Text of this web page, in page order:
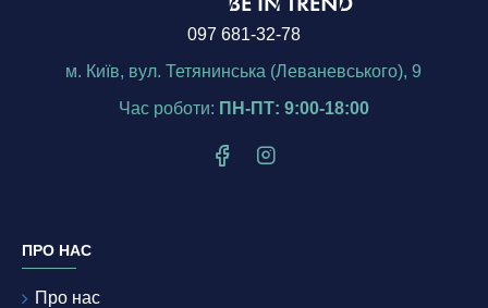
097 681-32-78
м. Київ, вул. Тетянинська (Леваневського), 9
Час роботи: ПН-ПТ: 9:00-18:00
ПРО НАС
Про нас